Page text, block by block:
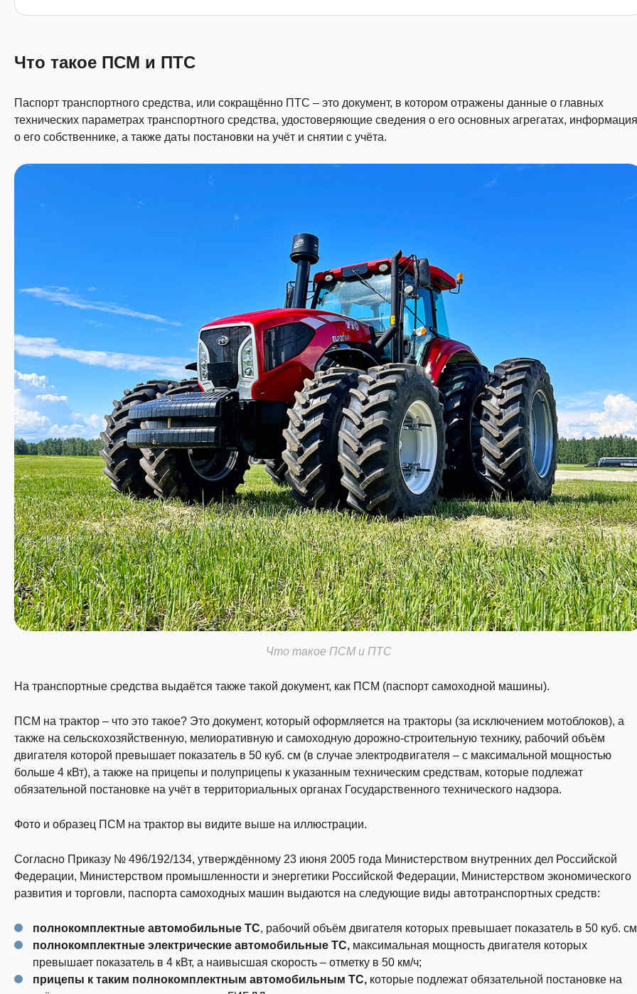
Что такое ПСМ и ПТС
Паспорт транспортного средства, или сокращённо ПТС – это документ, в котором отражены данные о главных
технических параметрах транспортного средства, удостоверяющие сведения о его основных агрегатах, информация
о его собственнике, а также даты постановки на учёт и снятии с учёта.
Что такое ПСМ и ПТС
На транспортные средства выдаётся также такой документ, как ПСМ (паспорт самоходной машины).
ПСМ на трактор – что это такое? Это документ, который оформляется на тракторы (за исключением мотоблоков), а
также на сельскохозяйственную, мелиоративную и самоходную дорожно-строительную технику, рабочий объём
двигателя которой превышает показатель в 50 куб. см (в случае электродвигателя – с максимальной мощностью
больше 4 кВт), а также на прицепы и полуприцепы к указанным техническим средствам, которые подлежат
обязательной постановке на учёт в территориальных органах Государственного технического надзора.
Фото и образец ПСМ на трактор вы видите выше на иллюстрации.
Согласно Приказу № 496/192/134, утверждённому 23 июня 2005 года Министерством внутренних дел Российской
Федерации, Министерством промышленности и энергетики Российской Федерации, Министерством экономического
развития и торговли, паспорта самоходных машин выдаются на следующие виды автотранспортных средств:
полнокомплектные автомобильные ТС, рабочий объём двигателя которых превышает показатель в 50 куб.
полнокомплектные электрические автомобильные ТС, максимальная мощность двигателя которых
превышает показатель в 4 кВт, а наивысшая скорость – отметку в 50 км/ч;
прицепы к таким полнокомплектным автомобильным ТС, которые подлежат обязательной постановке на